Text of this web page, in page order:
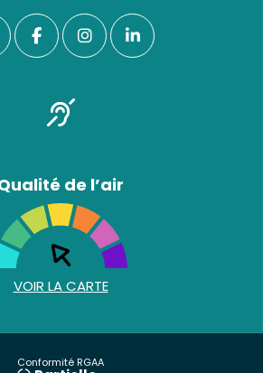
de l’air
VOIR LA CARTE
Conformité RGAA